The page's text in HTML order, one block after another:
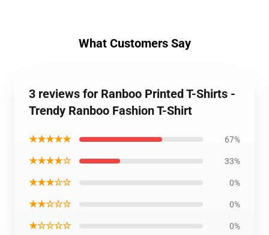
What Customers Say
3 reviews for Ranboo Printed T-Shirts -
Trendy Ranboo Fashion T-Shirt
★★★★★ 67%
★★★★☆ 33%
★★★☆☆ 0%
★★☆☆☆ 0%
★☆☆☆☆ 0%